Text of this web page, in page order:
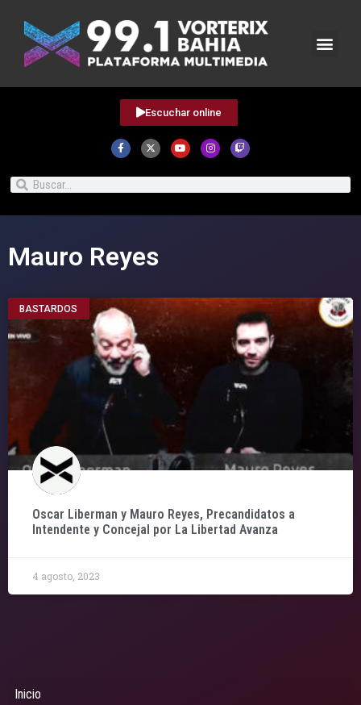
Escuchar online
Mauro Reyes
BASTARDOS
Oscar Liberman y Mauro Reyes, Precandidatos a
Intendente y Concejal por La Libertad Avanza
4 agosto, 2023
Inicio